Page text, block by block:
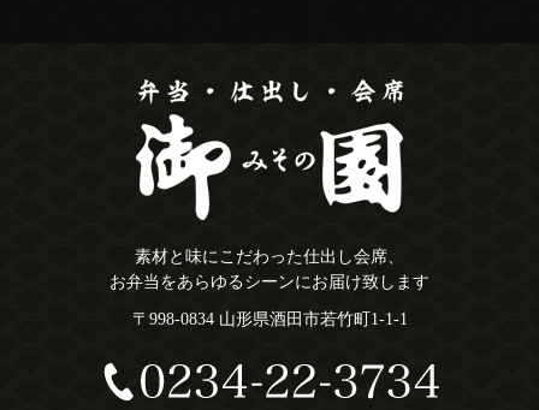
素材と味にこだわった仕出し会席、
お弁当をあらゆるシーンにお届け致します
〒998-0834 山形県酒田市若竹町1-1-1